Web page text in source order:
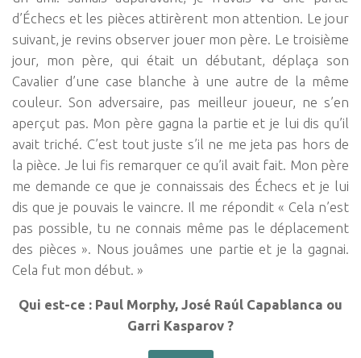
d’Échecs et les pièces attirèrent mon attention. Le jour
suivant, je revins observer jouer mon père. Le troisième
jour, mon père, qui était un débutant, déplaça son
Cavalier d’une case blanche à une autre de la même
couleur. Son adversaire, pas meilleur joueur, ne s’en
aperçut pas. Mon père gagna la partie et je lui dis qu’il
avait triché. C’est tout juste s’il ne me jeta pas hors de
la pièce. Je lui fis remarquer ce qu’il avait fait. Mon père
me demande ce que je connaissais des Échecs et je lui
dis que je pouvais le vaincre. Il me répondit « Cela n’est
pas possible, tu ne connais même pas le déplacement
des pièces ». Nous jouâmes une partie et je la gagnai.
Cela fut mon début. »
Qui est-ce : Paul Morphy, José Raúl Capablanca ou
Garri Kasparov ?